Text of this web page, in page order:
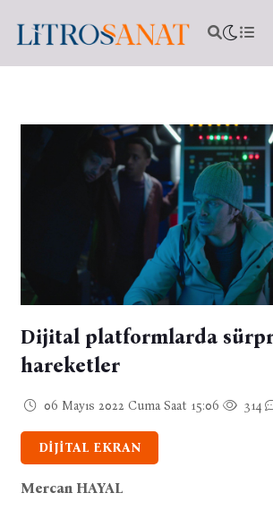
Dijital platformlarda
hareketler
06 Mayıs 2022 Cuma Saat 15:06 314
DİJİTAL EKRAN
Mercan HAYAL